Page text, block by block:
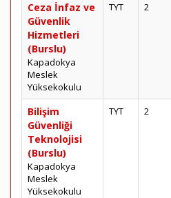
Ceza İnfaz ve
Güvenlik
Hizmetleri
(Burslu)
Kapadokya
Meslek
Yüksekokulu
TYT 2
Bilişim
Güvenliği
Teknolojisi
(Burslu)
Kapadokya
Meslek
Yüksekokulu
TYT 2